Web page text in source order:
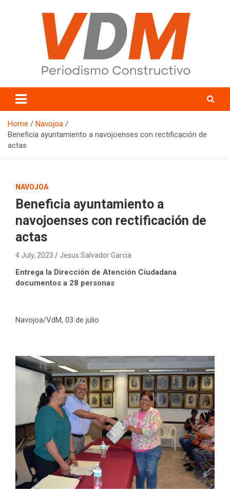
valledelmayo.com
Home
Navojoa
Beneficia ayuntamiento a navojoenses con rectificación de
actas
NAVOJOA
Beneficia ayuntamiento a
navojoenses con rectificación de
actas
4 July, 2023 Jesus Salvador Garcia
Entrega la Dirección de Atención Ciudadana
documentos a 28 personas
Navojoa/VdM, 03 de julio